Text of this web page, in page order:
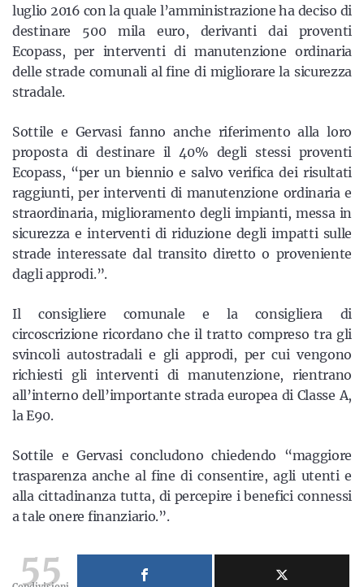
luglio 2016 con la quale l’amministrazione ha deciso di
destinare 500 mila euro, derivanti dai proventi
Ecopass, per interventi di manutenzione ordinaria
delle strade comunali al fine di migliorare la sicurezza
stradale.
Sottile e Gervasi fanno anche riferimento alla loro
proposta di destinare il 40% degli stessi proventi
Ecopass, “per un biennio e salvo verifica dei risultati
raggiunti, per interventi di manutenzione ordinaria e
straordinaria, miglioramento degli impianti, messa in
sicurezza e interventi di riduzione degli impatti sulle
strade interessate dal transito diretto o proveniente
dagli approdi.”.
Il consigliere comunale e la consigliera di
circoscrizione ricordano che il tratto compreso tra gli
svincoli autostradali e gli approdi, per cui vengono
richiesti gli interventi di manutenzione, rientrano
all’interno dell’importante strada europea di Classe A,
la E90.
Sottile e Gervasi concludono chiedendo “maggiore
trasparenza anche al fine di consentire, agli utenti e
alla cittadinanza tutta, di percepire i benefici connessi
a tale onere finanziario.”.
55